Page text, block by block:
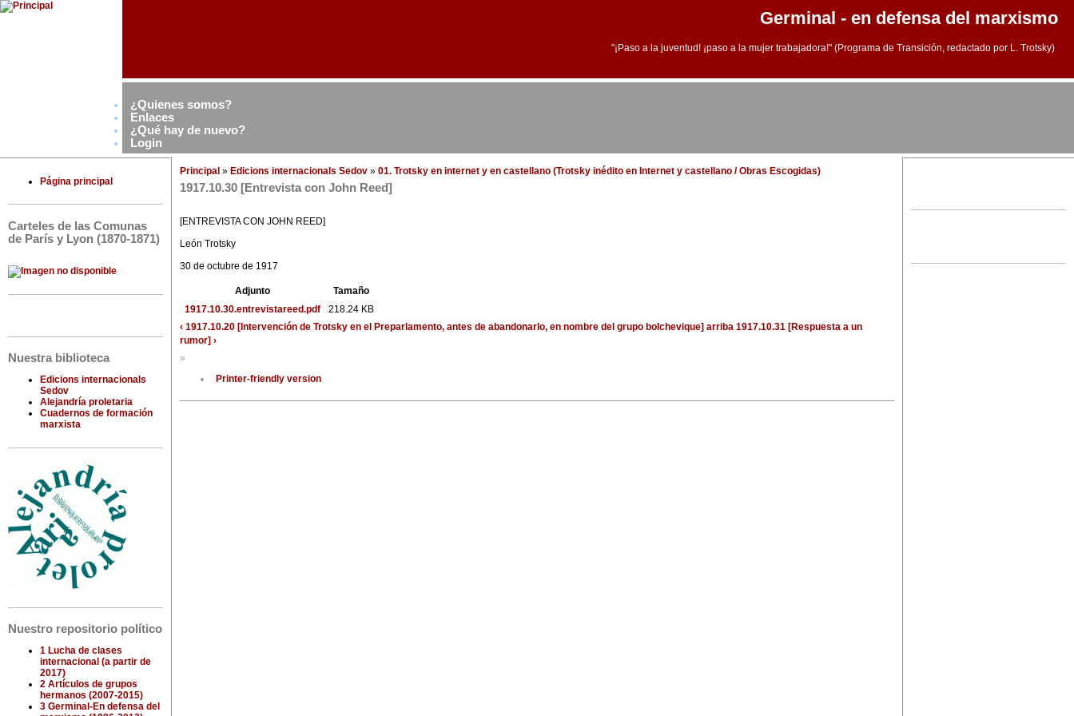
Germinal - en defensa del marxismo
"¡Paso a la juventud! ¡paso a la mujer trabajadora!" (Programa de Transición, redactado por L. Trotsky)
¿Quienes somos?
Enlaces
¿Qué hay de nuevo?
Login
Página principal
Carteles de las Comunas
de París y Lyon (1870-1871)
Nuestra biblioteca
Edicions internacionals
Sedov
Alejandría proletaria
Cuadernos de formación
marxista
Nuestro repositorio político
1 Lucha de clases
internacional (a partir de
2017)
2 Artículos de grupos
hermanos (2007-2015)
3 Germinal-En defensa del
Principal » Edicions internacionals Sedov » 01. Trotsky en internet y en castellano (Trotsky inédito en Internet y castellano / Obras Escogidas)
1917.10.30 [Entrevista con John Reed]
[ENTREVISTA CON JOHN REED]
León Trotsky
30 de octubre de 1917
Adjunto
Tamaño
1917.10.30.entrevistareed.pdf
218.24 KB
‹ 1917.10.20 [Intervención de Trotsky en el Preparlamento, antes de abandonarlo, en nombre del grupo bolchevique] arriba 1917.10.31 [Respuesta a un
rumor] ›
»
Printer-friendly version